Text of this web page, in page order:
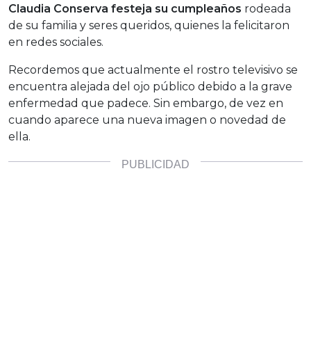
Claudia Conserva festeja su cumpleaños rodeada
de su familia y seres queridos, quienes la felicitaron
en redes sociales.
Recordemos que actualmente el rostro televisivo se
encuentra alejada del ojo público debido a la grave
enfermedad que padece. Sin embargo, de vez en
cuando aparece una nueva imagen o novedad de
ella.